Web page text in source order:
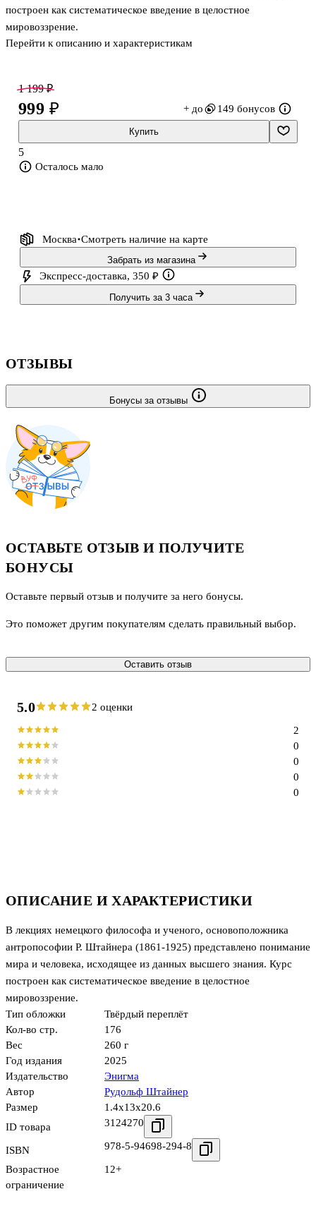
построен как систематическое введение в целостное
мировоззрение.
Перейти к описанию и характеристикам
1 199 ₽
999 ₽ + до 149 бонусов
Купить
5
Осталось мало
Москва Смотреть наличие на карте
Забрать из магазина
Экспресс-доставка, 350 ₽
Получить за 3 часа
ОПИСАНИЕ И ХАРАКТЕРИСТИКИ
В лекциях немецкого философа и ученого, основоположника
антропософии Р. Штайнера (1861-1925) представлено понимание
мира и человека, исходящее из данных высшего знания. Курс
построен как систематическое введение в целостное
мировоззрение.
Тип обложки
Твёрдый переплёт
Кол-во стр.
176
Вес
260 г
Год издания
2025
Издательство
Энигма
Автор
Рудольф Штайнер
Размер
1.4x13x20.6
ID товара
3124270
ISBN 978-5-94698-294-8
Возрастное
ограничение
12+
ОТЗЫВЫ
Бонусы за отзывы
ОСТАВЬТЕ ОТЗЫВ И ПОЛУЧИТЕ
БОНУСЫ
Оставьте первый отзыв и получите за него бонусы.
Это поможет другим покупателям сделать правильный выбор.
Оставить отзыв
5.0 2 оценки
0
0
0
0
2